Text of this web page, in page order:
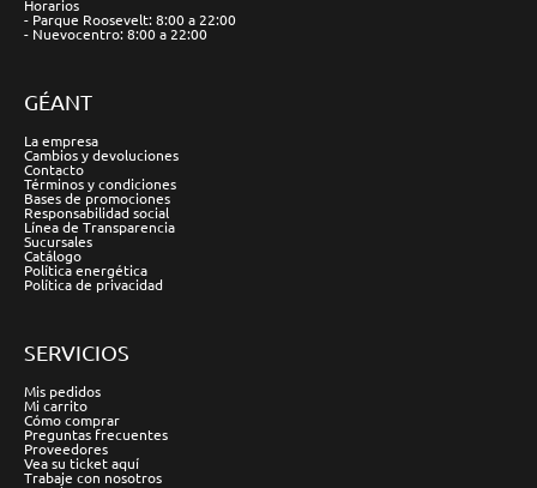
Horarios
- Parque Roosevelt: 8:00 a 22:00
- Nuevocentro: 8:00 a 22:00
GÉANT
La empresa
Cambios y devoluciones
Contacto
Términos y condiciones
Bases de promociones
Responsabilidad social
Línea de Transparencia
Sucursales
Catálogo
Política energética
Política de privacidad
SERVICIOS
Mis pedidos
Mi carrito
Cómo comprar
Preguntas frecuentes
Proveedores
Vea su ticket aquí
Trabaje con nosotros